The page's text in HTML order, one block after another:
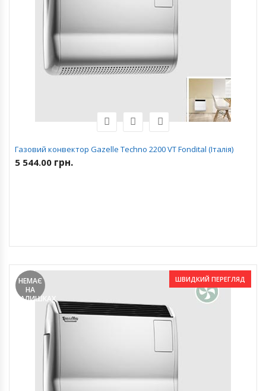
Газовий конвектор Gazelle Techno 2200 VT Fondital (Італія)
5 544.00 грн.
НЕМАЄ
НА
ЗАЛИШКАХ
ШВИДКИЙ ПЕРЕГЛЯД